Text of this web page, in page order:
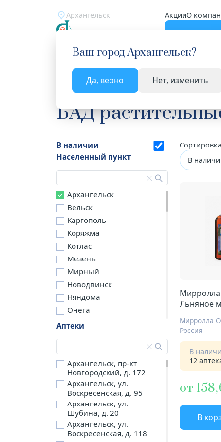
Архангельск АкцииО
Ваш городАрхангельск?
Да, верно Нет, изменить
Главная Каталог Лекарства и БАД БАД
БАД
В наличии
Населенный пункт
Архангельск
Вельск
Каргополь
Коряжма
Котлас
Мезень
Мирный
Новодвинск
Няндома
Онега
Северодвинск
д. Бережная
д. Петариха
д. Согра
п. Березник
п. Боброво
п. Вычегодский
п. Двинской,
Аптеки
Архангельск, пр-кт
Новгородский, д. 172
Архангельск, ул.
Воскресенская, д. 95
Архангельск, ул.
Шубина, д. 20
Архангельск, ул.
Воскресенская, д. 118
В
Льняное
Мирролла
Россия
В
12
от
В